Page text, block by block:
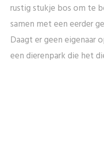
rustig stukje bos om te
samen met een eerder
Daagt er geen eigenaar
een dierenpark die het